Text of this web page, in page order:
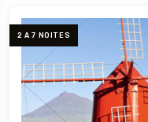
2 A 7 NOITES